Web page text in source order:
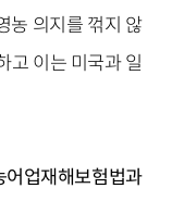
농 의지를 꺾지 않
고 이는 미국과 일
업재해보험법과